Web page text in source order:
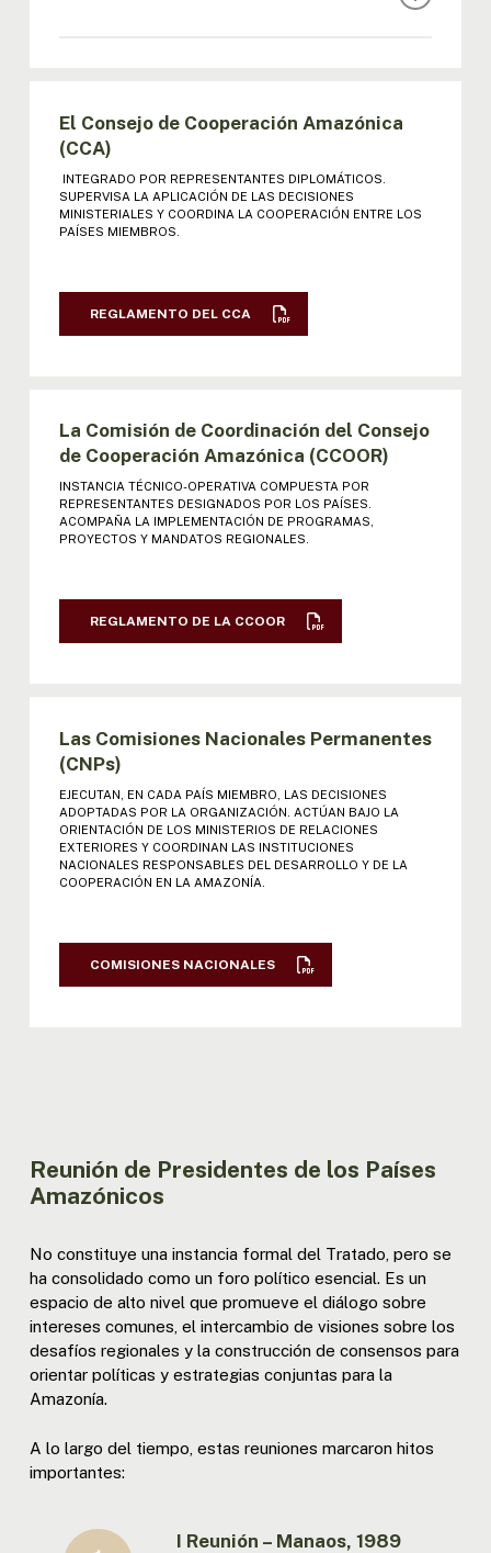
I REUNIÓN MINISTROS
II REUNIÓN MINISTROS: ACTA |
DECLARACIÓN
DECLARACIÓN
V REUNIÓN MINISTROS: ACTA |
DECLARACIÓN | RESOL
VI REUNIÓN MINISTROS: ACTA |
DECLARACIÓN | RESOL
DECLARACIÓN | RESOL
IX REUNIÓN MINISTROS: ACTA | DECL. |
RESOL
X REUNIÓN MINISTROS: ACTA | DECL. |
RESOL
XI REUNIÓN MINISTROS: ACTA | DECL. |
XII REUNIÓN MINISTROS: ACTA | DECL.
El Consejo de Cooperación Amazónica
(CCA)
INTEGRADO POR REPRESENTANTES DIPLOMÁTICOS.
SUPERVISA LA APLICACIÓN DE LAS DECISIONES
MINISTERIALES Y COORDINA LA COOPERACIÓN ENTRE LOS
PAÍSES MIEMBROS.
REGLAMENTO DEL CCA
La Comisión de Coordinación del Consejo
de Cooperación Amazónica (CCOOR)
INSTANCIA TÉCNICO-OPERATIVA COMPUESTA POR
REPRESENTANTES DESIGNADOS POR LOS PAÍSES.
ACOMPAÑA LA IMPLEMENTACIÓN DE PROGRAMAS,
PROYECTOS Y MANDATOS REGIONALES.
REGLAMENTO DE LA CCOOR
Las Comisiones Nacionales Permanentes
(CNPs)
EJECUTAN, EN CADA PAÍS MIEMBRO, LAS DECISIONES
ADOPTADAS POR LA ORGANIZACIÓN. ACTÚAN BAJO LA
ORIENTACIÓN DE LOS MINISTERIOS DE RELACIONES
EXTERIORES Y COORDINAN LAS INSTITUCIONES
NACIONALES RESPONSABLES DEL DESARROLLO Y DE LA
COOPERACIÓN EN LA AMAZONÍA.
COMISIONES NACIONALES
Reunión de Presidentes de los Países
Amazónicos
No constituye una instancia formal del Tratado, pero se
ha consolidado como un foro político esencial. Es un
espacio de alto nivel que promueve el diálogo sobre
intereses comunes, el intercambio de visiones sobre los
desafíos regionales y la construcción de consensos para
orientar políticas y estrategias conjuntas para la
Amazonía.
A lo largo del tiempo, estas reuniones marcaron hitos
importantes:
I Reunión – Manaos, 1989